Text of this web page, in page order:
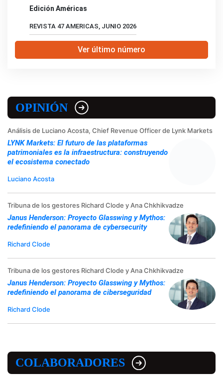
Edición Américas
REVISTA 47 AMERICAS, JUNIO 2026
Ver último número
OPINIÓN
Análisis de Luciano Acosta, Chief Revenue Officer de Lynk Markets
LYNK Markets: El futuro de las plataformas
patrimoniales es la infraestructura: construyendo
el ecosistema conectado
Luciano Acosta
Tribuna de los gestores Richard Clode y Ana Chkhikvadze
Janus Henderson: Proyecto Glasswing y Mythos:
redefiniendo el panorama de cybersecurity
Richard Clode
Tribuna de los gestores Richard Clode y Ana Chkhikvadze
Janus Henderson: Proyecto Glasswing y Mythos:
redefiniendo el panorama de ciberseguridad
Richard Clode
COLABORADORES